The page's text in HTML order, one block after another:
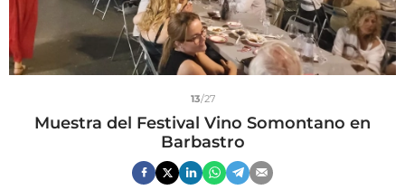
13/27
Muestra del Festival Vino Somontano en
Barbastro